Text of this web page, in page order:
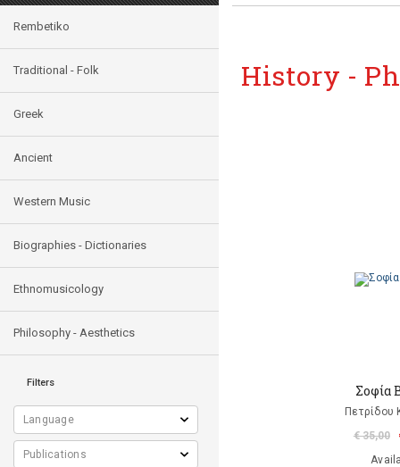
Rembetiko
Traditional - Folk
Greek
Ancient
Western Music
Biographies - Dictionaries
Ethnomusicology
Philosophy - Aesthetics
Filters
History -
Σοφία
Πετρίδου
€ 35,00